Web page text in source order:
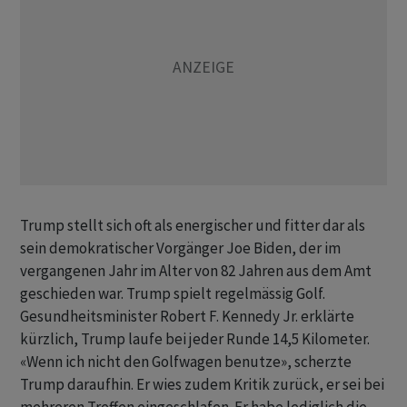
Trump stellt ​sich oft ​als energischer und fitter dar ⁠als
sein demokratischer Vorgänger Joe Biden, der im ​
vergangenen Jahr im Alter ⁠von 82 Jahren aus dem Amt
geschieden war. Trump spielt regelmässig Golf.
‌Gesundheitsminister Robert F. Kennedy Jr. erklärte
kürzlich, Trump laufe bei jeder Runde 14,5 Kilometer.
«Wenn ich nicht den Golfwagen benutze», scherzte
‌Trump daraufhin. Er wies zudem Kritik zurück, er sei ​bei